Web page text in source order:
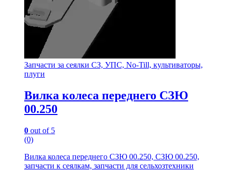
Запчасти за сеялки СЗ, УПС, No-Till, культиваторы,
плуги
Вилка колеса переднего СЗЮ
00.250
0 out of 5
(0)
Вилка колеса переднего СЗЮ 00.250, СЗЮ 00.250,
запчасти к сеялкам, запчасти для сельхозтехники